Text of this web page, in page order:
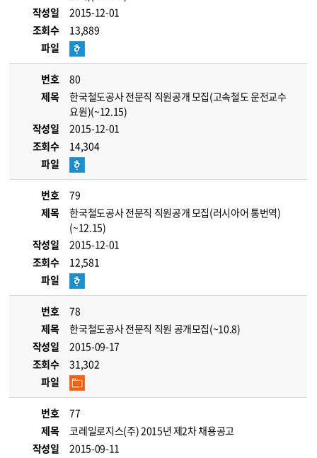
작성일
2015-12-01
조회수
13,889
파일
번호
80
제목
한국철도공사 전문직 직원공개 모집(고속철도 운전교수
요원)(~12.15)
작성일
2015-12-01
조회수
14,304
파일
번호
79
제목
한국철도공사 전문직 직원공개 모집(러시아어 통번역)
(~12.15)
작성일
2015-12-01
조회수
12,581
파일
번호
78
제목
한국철도공사 전문직 직원 공개모집(~10.8)
작성일
2015-09-17
조회수
31,302
파일
번호
77
제목
코레일로지스(주) 2015년 제2차 채용공고
작성일
2015-09-11